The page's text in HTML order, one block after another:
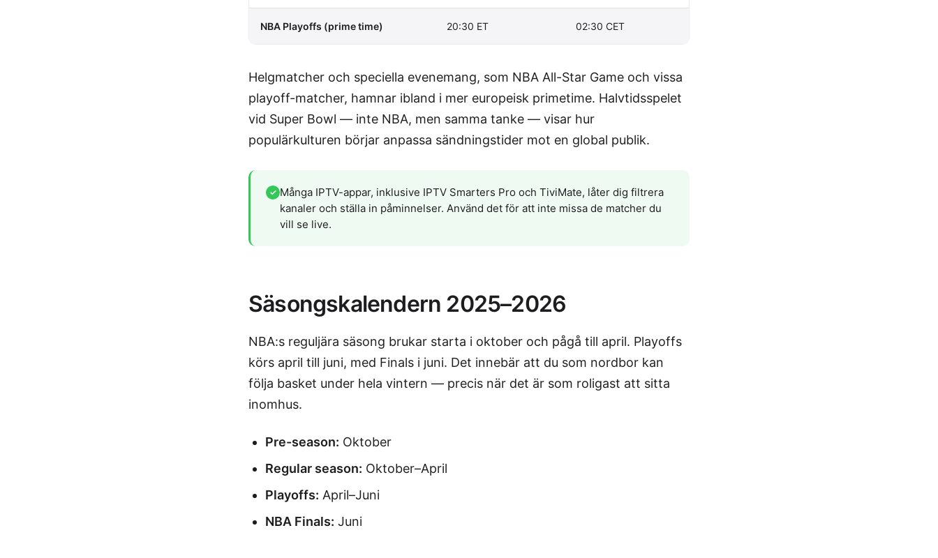
NBA Playoffs (prime time) 20:30 ET 02:30 CET
Helgmatcher och speciella evenemang, som NBA All-Star Game och vissa
playoff-matcher, hamnar ibland i mer europeisk primetime. Halvtidsspelet
vid Super Bowl — inte NBA, men samma tanke — visar hur
populärkulturen börjar anpassa sändningstider mot en global publik.
✓ Många IPTV-appar, inklusive IPTV Smarters Pro och TiviMate, låter dig filtrera
kanaler och ställa in påminnelser. Använd det för att inte missa de matcher du
vill se live.
Säsongskalendern 2025–2026
NBA:s reguljära säsong brukar starta i oktober och pågå till april. Playoffs
körs april till juni, med Finals i juni. Det innebär att du som nordbor kan
följa basket under hela vintern — precis när det är som roligast att sitta
inomhus.
Pre-season: Oktober
Regular season: Oktober–April
Playoffs: April–Juni
NBA Finals: Juni